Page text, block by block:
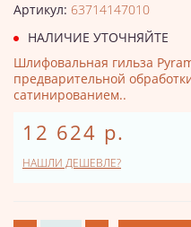
Артикул: 63714147010
НАЛИЧИЕ УТОЧНЯЙТЕ
Шлифовальная гильза
предварительной
сатинированием..
12 624 р.
НАШЛИ ДЕШЕВЛЕ?